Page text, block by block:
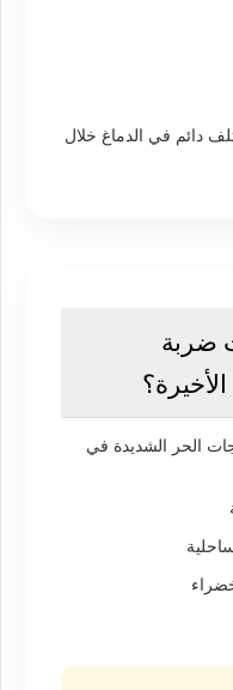
دائم في الدماغ خلال
ضربة
الحر الشديدة في